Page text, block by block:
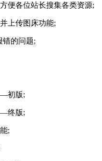
各位站长搜集各类资源;
上传图床功能;
的问题;
初版;
终版;
;